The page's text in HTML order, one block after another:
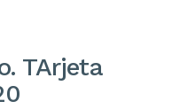
TArjeta